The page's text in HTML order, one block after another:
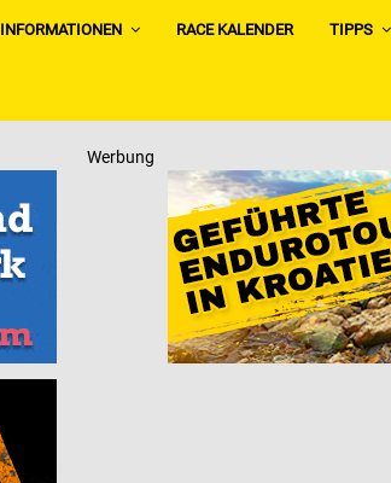
INFORMATIONEN RACE KALENDER TIPPS
Werbung